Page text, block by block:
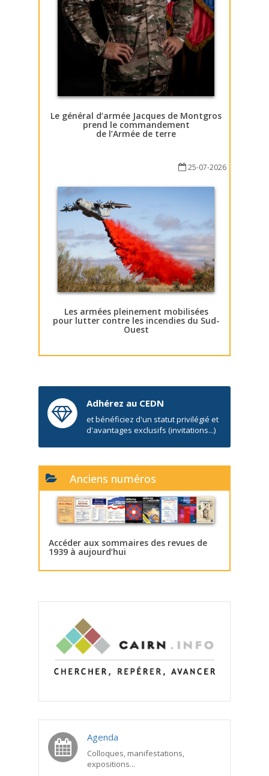
Le général d’armée Jacques de Montgros
prend le commandement
de l’Armée de terre
25-07-2026
Les armées pleinement mobilisées
pour lutter contre les incendies du Sud-
Ouest
Adhérez au CEDN
et bénéficiez d'un statut privilégié et
d'avantages exclusifs (invitations...)
Anciens numéros
Accéder aux sommaires des revues de
1939 à aujourd’hui
Agenda
Colloques, manifestations,
expositions...